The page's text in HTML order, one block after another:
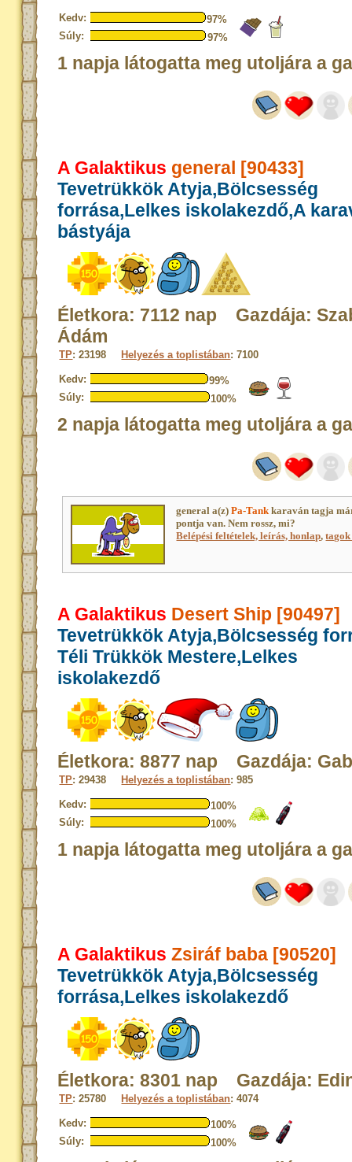
Kedv:
97%
Súly:
97%
1 napja látogatta meg utoljára a
A Galaktikus general [90433]
Tevetrükkök Atyja,Bölcsesség
forrása,Lelkes iskolakezdő,A
bástyája
Életkora: 7112 nap Gazdája:
Ádám
TP: 23198 Helyezés a toplistában: 7100
Kedv:
99%
Súly:
100%
2 napja látogatta meg utoljára a
general a(z)Pa-Tankkaraván tagja
pontja van. Nem rossz, mi?
Belépési feltételek, leírás, honlap,
A Galaktikus Desert Ship [90497]
Tevetrükkök Atyja,Bölcsesség
Téli Trükkök Mestere,Lelkes
iskolakezdő
Életkora: 8877 nap Gazdája:
TP: 29438 Helyezés a toplistában: 985
Kedv:
100%
Súly:
100%
1 napja látogatta meg utoljára a
A Galaktikus Zsiráf baba [90520]
Tevetrükkök Atyja,Bölcsesség
forrása,Lelkes iskolakezdő
Életkora: 8301 nap Gazdája:
TP: 25780 Helyezés a toplistában: 4074
Kedv:
100%
Súly:
100%